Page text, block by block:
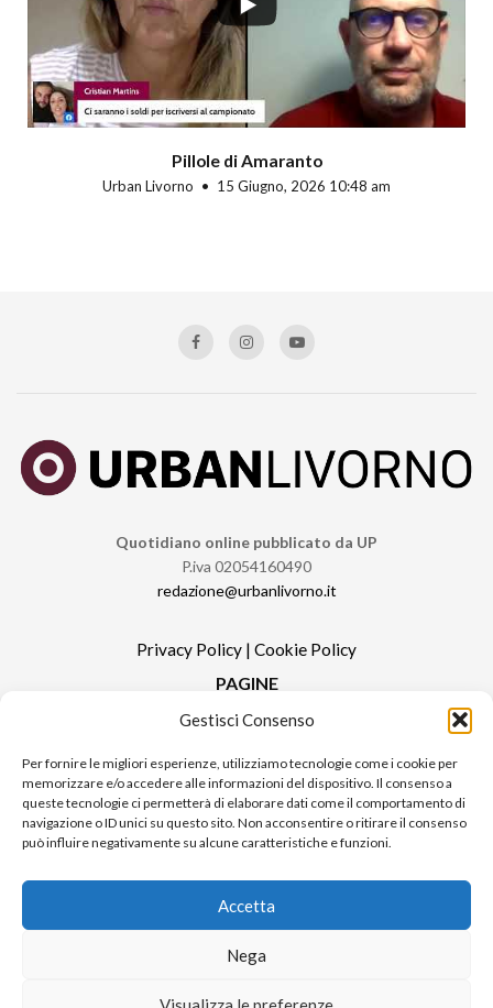
Gestisci Consenso
Per fornire le migliori esperienze, utilizziamo tecnologie come i cookie per
memorizzare e/o accedere alle informazioni del dispositivo. Il consenso a
queste tecnologie ci permetterà di elaborare dati come il comportamento di
navigazione o ID unici su questo sito. Non acconsentire o ritirare il consenso
può influire negativamente su alcune caratteristiche e funzioni.
Accetta
Nega
Pillole di Amaranto
Urban Livorno 15 Giugno, 2026 10:48 am
Quotidiano online pubblicato da UP
P.iva 02054160490
redazione@urbanlivorno.it
Privacy Policy | Cookie Policy
PAGINE
Redazione
Contatti
Pubblicità
Sitemap
RUBRICHE
Urban Video